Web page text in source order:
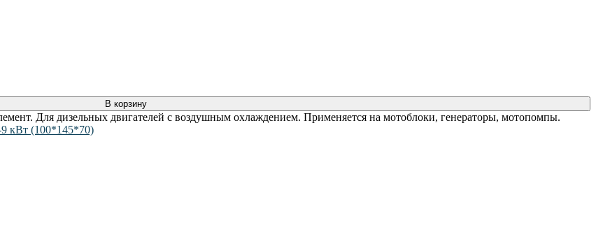
В корзину
Для дизельных двигателей с воздушным охлаждением. Применяется на мотоблоки, генераторы, мотопомпы.
9 кВт (100*145*70)